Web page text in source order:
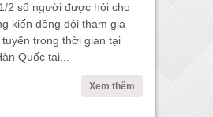
2 số người được hỏi cho
kiến đồng đội tham gia
trong thời gian tại
Quốc tại...
Xem thêm